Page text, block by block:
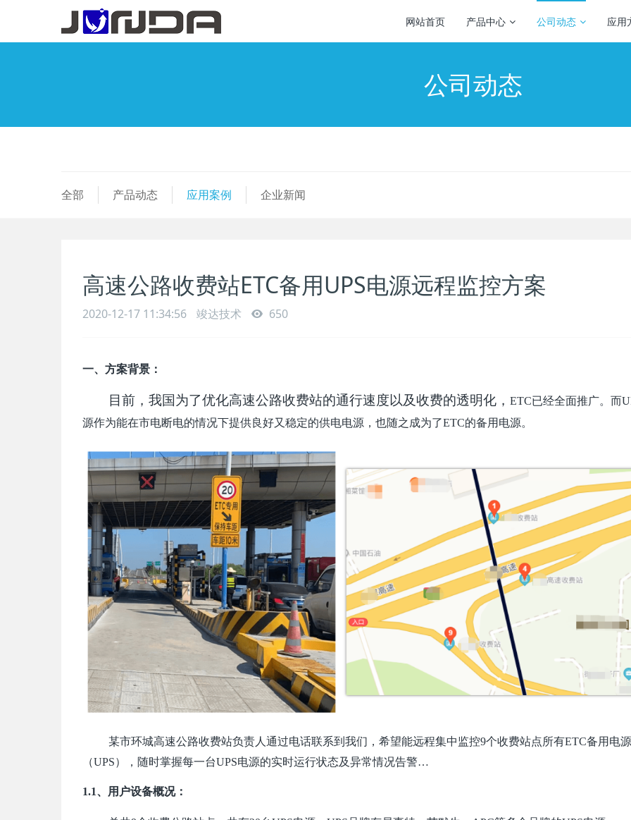
网站首页 产品中心 公司动态 应用
公司动态
全部 产品动态 应用案例 企业新闻
高速公路收费站ETC备用UPS电源远程监控方案
2020-12-17 11:34:56 竣达技术 650
一、方案背景：
目前，我国为了优化高速公路收费站的通行速度以及收费的透明化， ETC已经全面推广。而
源作为能在市电断电的情况下提供良好又稳定的供电电源，也随之成为了ETC的备用电源。
某市环城高速公路收费站负责人通过电话联系到我们，希望能远程集中监控9个收费站点所有ETC备用 电源
（UPS），随时掌握每一台UPS电源的实时运行状态及异常情况告警…
1.1、用户设备概况：